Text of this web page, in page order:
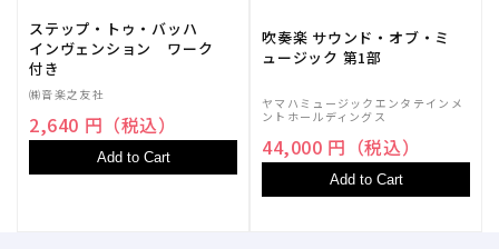
ステップ・トゥ・バッハ
インヴェンション ワーク
付き
㈱音楽之友社
2,640 円（税込）
Add to Cart
吹奏楽 サウンド・オブ・ミ
ュージック 第1部
ヤマハミュージックエンタテインメ
ントホールディングス
44,000 円（税込）
Add to Cart